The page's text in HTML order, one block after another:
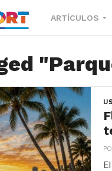
ARTÍCULOS